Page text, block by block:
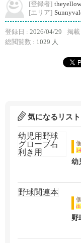
[登録者]
[エリア]
登録日 : 2026/04/29 掲載
総閲覧数 : 1029 人
気になるリスト
幼
ch
野